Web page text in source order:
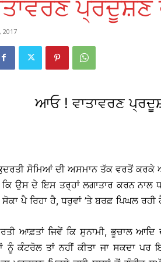
ਪ੍ਰਦੂਸ਼ਣ
2017
ਆਓ ! ਵਾਤਾਵਰਣ
ਸੋਮਿਆਂ ਦੀ ਅਸਮਾਨ ਤੱਕ ਵਰਤੋਂ
ਉਸ ਦੇ ਇਸ ਤਰ੍ਹਾਂ ਲਗਾਤਾਰ ਕਰਨ ਨਾਲ
ਪੈ ਰਿਹਾ ਹੈ, ਧਰੁਵਾਂ ’ਤੇ ਬਰਫ਼ ਪਿਘਲ
ਆਫ਼ਤਾਂ ਜਿਵੇਂ ਕਿ ਸੁਨਾਮੀ, ਭੂਚਾਲ ਆਦਿ
ਕੰਟਰੋਲ ਤਾਂ ਨਹੀਂ ਕੀਤਾ ਜਾ ਸਕਦਾ ਪਰ